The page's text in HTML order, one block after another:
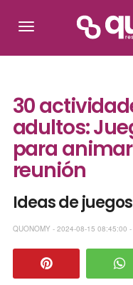
30
adultos:
para
reunión
Ideas de
QUONOMY - 2024-08-15 08:45:00 -